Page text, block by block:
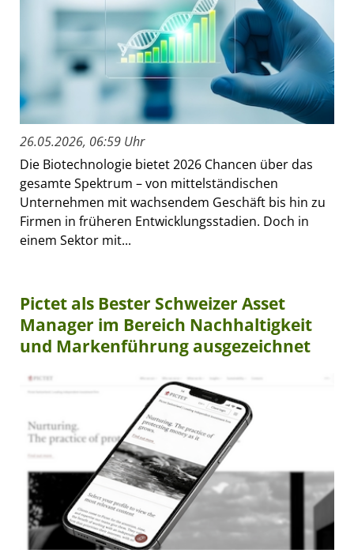
26.05.2026, 06:59 Uhr
Die Biotechnologie bietet 2026 Chancen über das
gesamte Spektrum – von mittelständischen
Unternehmen mit wachsendem Geschäft bis hin zu
Firmen in früheren Entwicklungsstadien. Doch in
einem Sektor mit...
Pictet als Bester Schweizer Asset
Manager im Bereich Nachhaltigkeit
und Markenführung ausgezeichnet